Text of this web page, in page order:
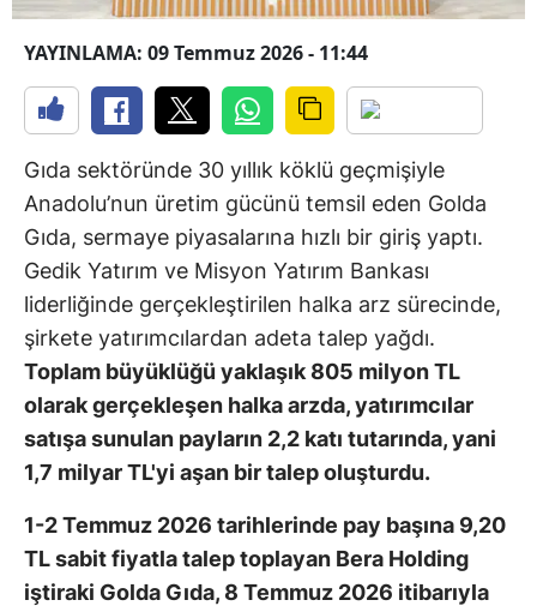
YAYINLAMA: 09 Temmuz 2026 - 11:44
Gıda sektöründe 30 yıllık köklü geçmişiyle
Anadolu’nun üretim gücünü temsil eden Golda
Gıda, sermaye piyasalarına hızlı bir giriş yaptı.
Gedik Yatırım ve Misyon Yatırım Bankası
liderliğinde gerçekleştirilen halka arz sürecinde,
şirkete yatırımcılardan adeta talep yağdı.
Toplam büyüklüğü yaklaşık 805 milyon TL
olarak gerçekleşen halka arzda, yatırımcılar
satışa sunulan payların 2,2 katı tutarında, yani
1,7 milyar TL'yi aşan bir talep oluşturdu.
1-2 Temmuz 2026 tarihlerinde pay başına 9,20
TL sabit fiyatla talep toplayan Bera Holding
iştiraki Golda Gıda, 8 Temmuz 2026 itibarıyla